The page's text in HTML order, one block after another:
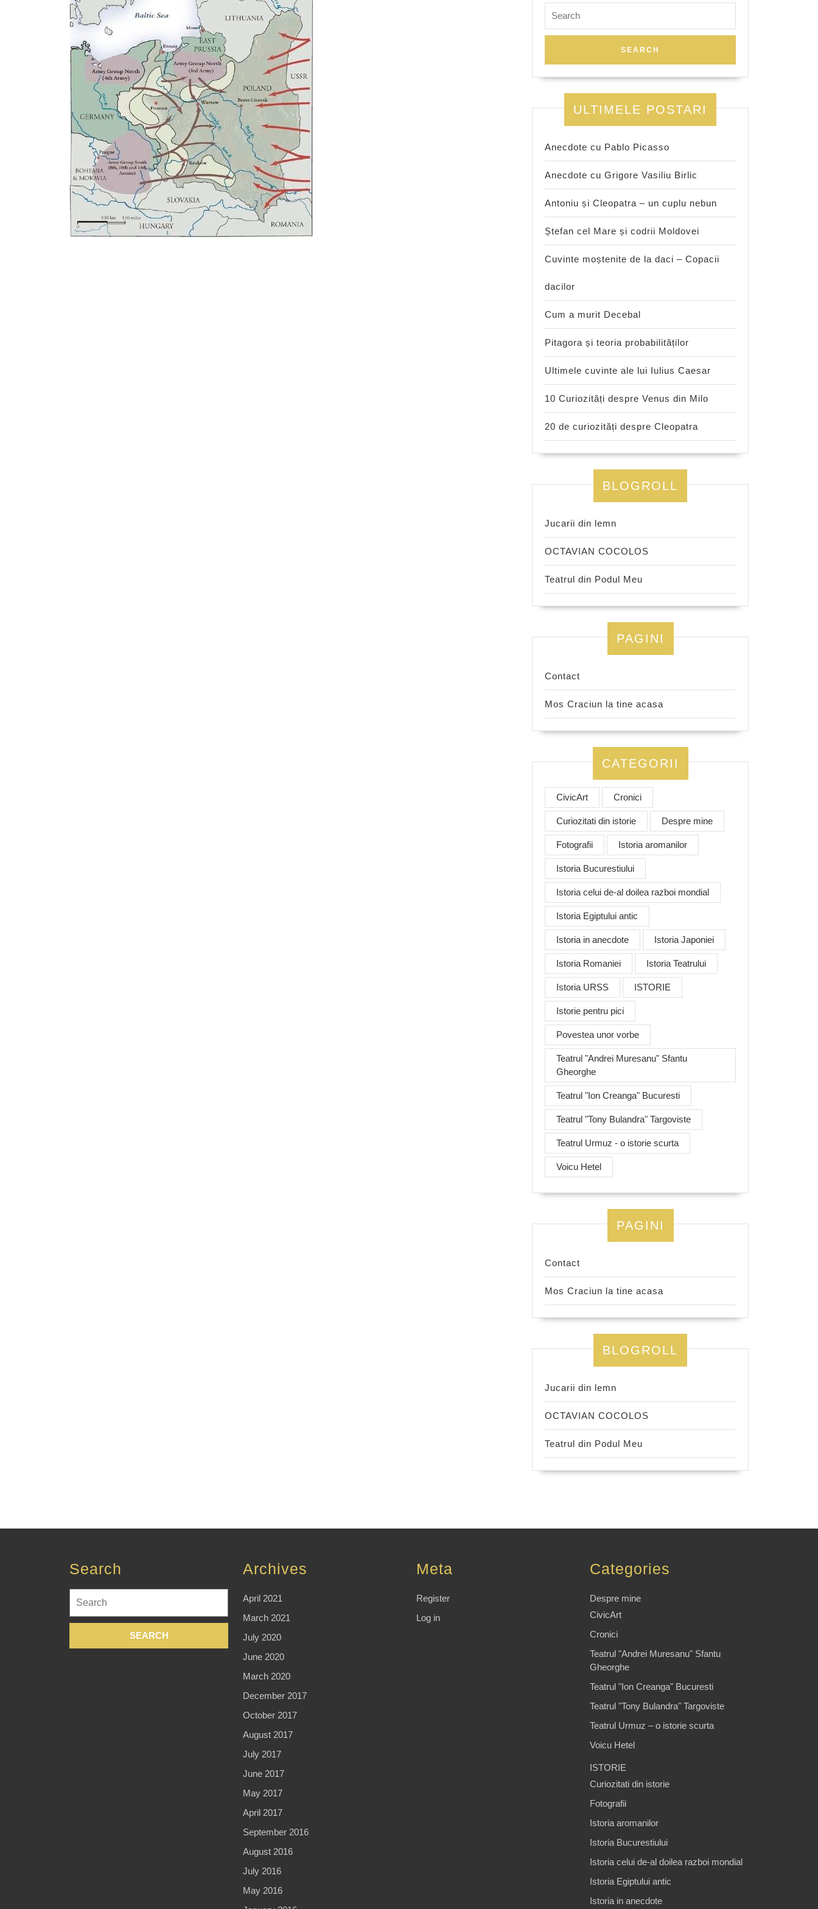
for:
ULTIMELE POSTARI
Anecdote cu Pablo Picasso
Anecdote cu Grigore Vasiliu Birlic
Antoniu și Cleopatra – un cuplu nebun
Ștefan cel Mare și codrii Moldovei
Cuvinte moștenite de la daci – Copacii
dacilor
Cum a murit Decebal
Pitagora și teoria probabilităților
Ultimele cuvinte ale lui Iulius Caesar
10 Curiozități despre Venus din Milo
20 de curiozități despre Cleopatra
BLOGROLL
Jucarii din lemn
OCTAVIAN COCOLOS
Teatrul din Podul Meu
PAGINI
Contact
Mos Craciun la tine acasa
CATEGORII
CivicArt Cronici
Curiozitati din istorie Despre mine
Fotografii Istoria aromanilor
Istoria Bucurestiului
Istoria celui de-al doilea razboi mondial
Istoria Egiptului antic
Istoria in anecdote Istoria Japoniei
Istoria Romaniei Istoria Teatrului
Istoria URSS ISTORIE
Istorie pentru pici
Povestea unor vorbe
Teatrul "Andrei Muresanu" Sfantu
Gheorghe
Teatrul "Ion Creanga" Bucuresti
Teatrul "Tony Bulandra" Targoviste
Teatrul Urmuz - o istorie scurta
Voicu Hetel
PAGINI
Contact
Mos Craciun la tine acasa
BLOGROLL
Jucarii din lemn
OCTAVIAN COCOLOS
Teatrul din Podul Meu
Search
for:
Archives
April 2021
March 2021
July 2020
June 2020
March 2020
December 2017
October 2017
August 2017
July 2017
June 2017
May 2017
April 2017
September 2016
August 2016
July 2016
May 2016
Meta
Register
Log in
Categories
Despre mine
CivicArt
Cronici
Teatrul "Andrei Muresanu" Sfantu
Gheorghe
Teatrul "Ion Creanga" Bucuresti
Teatrul "Tony Bulandra" Targoviste
Teatrul Urmuz – o istorie scurta
Voicu Hetel
ISTORIE
Curiozitati din istorie
Fotografii
Istoria aromanilor
Istoria Bucurestiului
Istoria celui de-al doilea razboi mondial
Istoria Egiptului antic
Istoria in anecdote